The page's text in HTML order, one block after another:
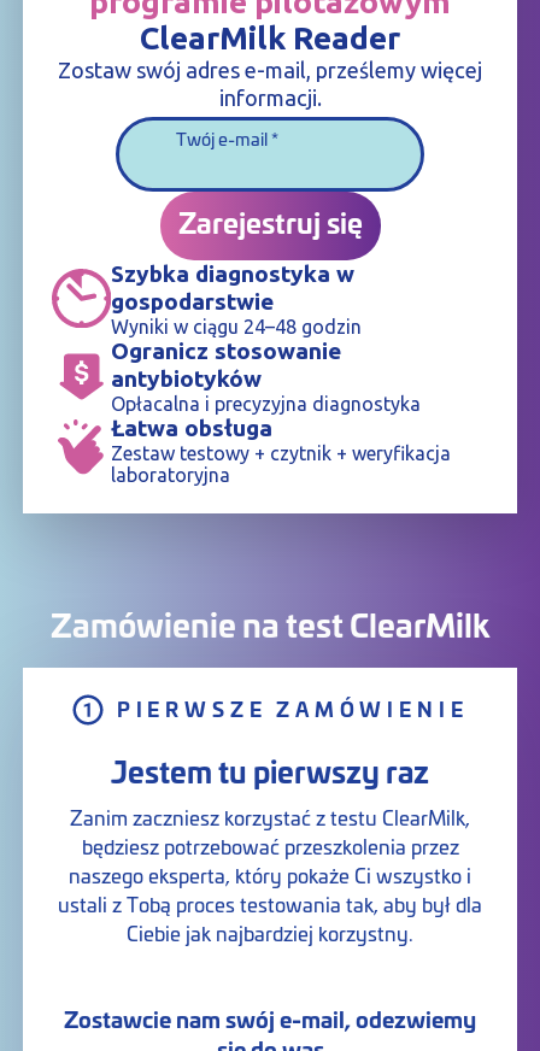
ClearMilk Reader
Zostaw swój adres e-mail, prześlemy więcej
informacji.
Twój e-mail
Zarejestruj się
Szybka diagnostyka w
gospodarstwie
Wyniki w ciągu 24–48 godzin
Ogranicz stosowanie
antybiotyków
Opłacalna i precyzyjna diagnostyka
Łatwa obsługa
Zestaw testowy + czytnik + weryfikacja
laboratoryjna
Zamówienie na test ClearMilk
PIERWSZE ZAMÓWIENIE
Jestem tu pierwszy raz
Zanim zaczniesz korzystać z testu ClearMilk,
będziesz potrzebować przeszkolenia przez
naszego eksperta, który pokaże Ci wszystko i
ustali z Tobą proces testowania tak, aby był dla
Ciebie jak najbardziej korzystny.
Zostawcie nam swój e-mail, odezwiemy